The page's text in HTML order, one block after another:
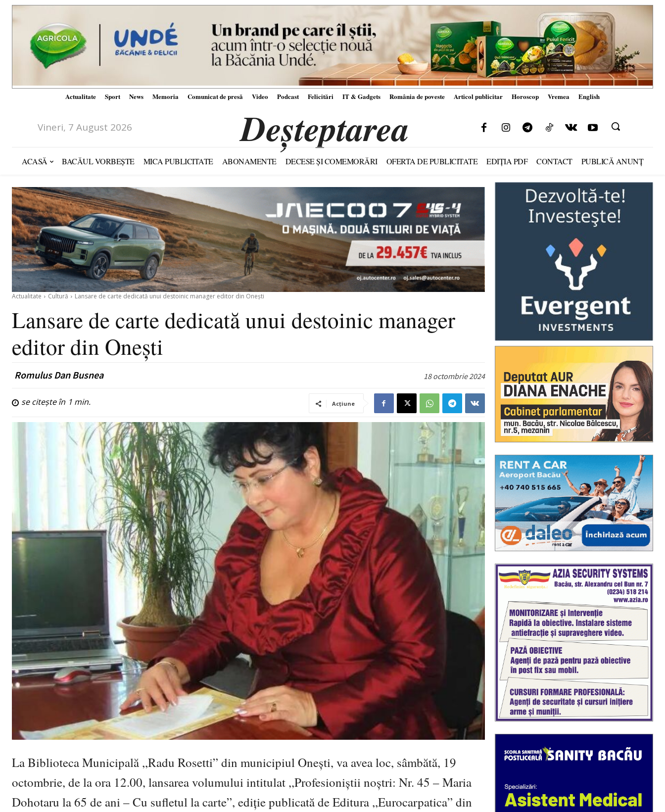
Actualitate Sport News Memoria Comunicat de presă Video Podcast Felicitări IT & Gadgets România de poveste Articol publicitar Horoscop Vremea English
Vineri, 7 August 2026 Deșteptarea
ACASĂ BACĂUL VORBEȘTE MICA PUBLICITATE ABONAMENTE DECESE ȘI COMEMORĂRI OFERTA DE PUBLICITATE EDIȚIA PDF CONTACT PUBLICĂ ANUNȚ
Actualitate Cultură Lansare de carte dedicată unui destoinic manager editor din Onești
Lansare de carte dedicată unui destoinic manager
editor din Onești
Romulus Dan Busnea 18 octombrie 2024
se citește în 1 min. Acțiune
La Biblioteca Municipală ,,Radu Rosetti” din municipiul Onești, va avea loc, sâmbătă, 19
octombrie, de la ora 12.00, lansarea volumului intitulat ,,Profesioniștii noștri: Nr. 45 – Maria
Dohotaru la 65 de ani – Cu sufletul la carte”, ediție publicată de Editura ,,Eurocarpatica” din